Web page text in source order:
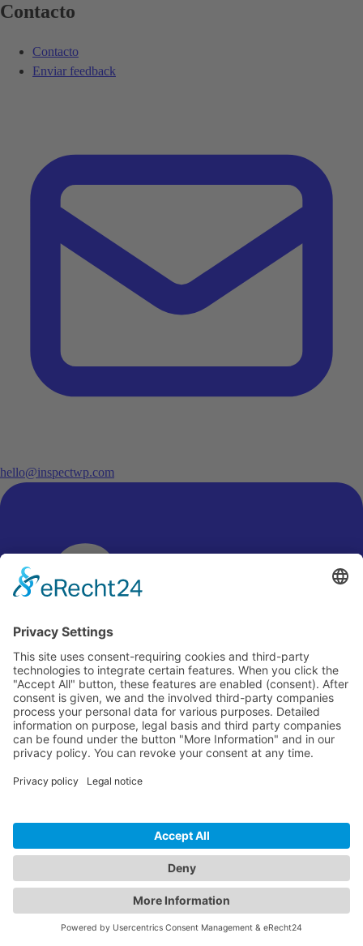
Contacto
Contacto
Enviar feedback
hello@inspectwp.com
© 2026 InspectWP. Todos los derechos reservados.